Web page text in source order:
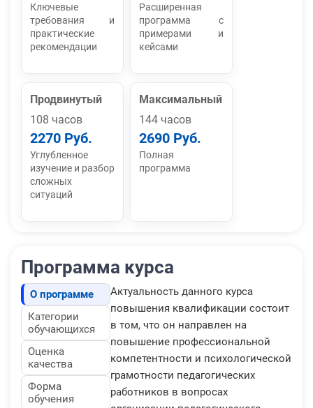
Ключевые
требования и
практические
рекомендации
Расширенная
программа с
примерами и
кейсами
Продвинутый
108 часов
2270 Руб.
Углубленное
изучение и разбор
сложных
ситуаций
Максимальный
144 часов
2690 Руб.
Полная
программа
Программа курса
О программе
Категории
обучающихся
Оценка
качества
Форма
обучения
Актуальность данного курса
повышения квалификации состоит
в том, что он направлен на
повышение профессиональной
компетентности и психологической
грамотности педагогических
работников в вопросах